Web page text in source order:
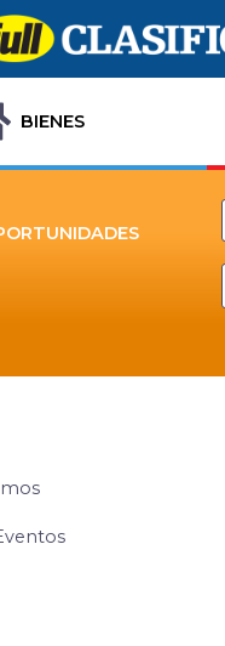
BIENES